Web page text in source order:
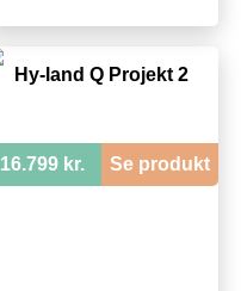
Hy-land Q Projekt 2
16.799 kr. Se produkt